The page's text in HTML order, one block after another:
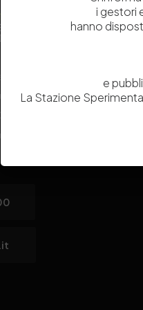
Decreto nel 1885, la
delle Pelli e delle materie
di Ricerca Nazionale
di Napoli, Toscana Nord-
i gestori
hanno
e
La Stazione